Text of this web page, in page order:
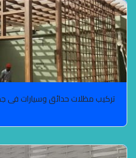
تركيب مظلات حدائق وسيارات في جده0505628012